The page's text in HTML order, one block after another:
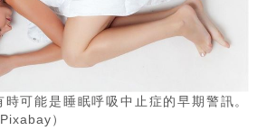
可能是睡眠呼吸中止症的早期警訊。
）